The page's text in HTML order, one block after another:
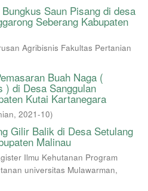
Saun Pisang di desa
Seberang Kabupaten
Agribisnis Fakultas Pertanian
Buah Naga (
di Desa Sanggulan
Kutai Kartanegara
, 2021-10)
Gilir Balik di Desa Setulang
Malinau
Ilmu Kehutanan Program
universitas Mulawarman,